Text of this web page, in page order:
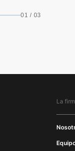
01 / 03
La